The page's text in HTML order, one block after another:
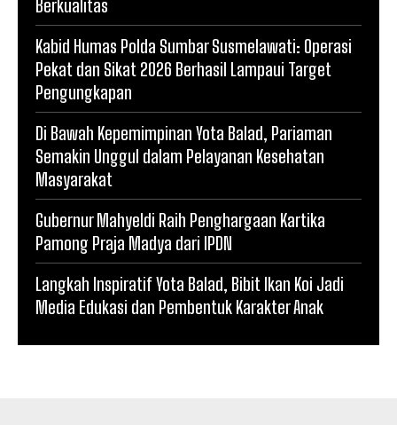
Berkualitas
Kabid Humas Polda Sumbar Susmelawati: Operasi
Pekat dan Sikat 2026 Berhasil Lampaui Target
Pengungkapan
Di Bawah Kepemimpinan Yota Balad, Pariaman
Semakin Unggul dalam Pelayanan Kesehatan
Masyarakat
Gubernur Mahyeldi Raih Penghargaan Kartika
Pamong Praja Madya dari IPDN
Langkah Inspiratif Yota Balad, Bibit Ikan Koi Jadi
Media Edukasi dan Pembentuk Karakter Anak